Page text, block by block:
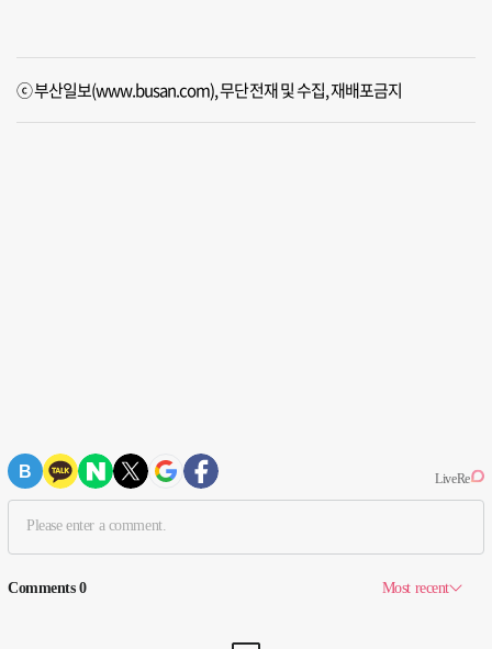
ⓒ 부산일보(www.busan.com), 무단전재 및 수집, 재배포금지